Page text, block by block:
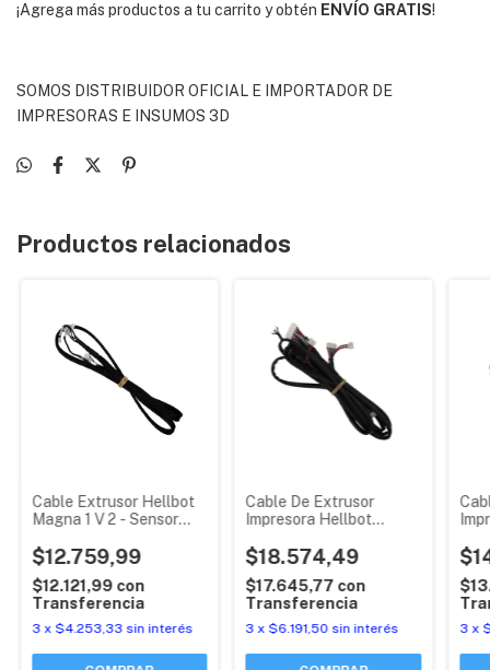
¡Agrega más productos a tu carrito y obtén ENVÍO GRATIS!
SOMOS DISTRIBUIDOR OFICIAL E IMPORTADOR DE
IMPRESORAS E INSUMOS 3D
Productos relacionados
Cable Extrusor Hellbot
Magna 1 V 2 - Sensor
$12.759,99
$12.121,99 con
Transferencia
3 x $4.253,33 sin interés
Cable De Extrusor
Impresora Hellbot
$18.574,49
$17.645,77 con
Transferencia
3 x$6.191,50 sin interés 3 x